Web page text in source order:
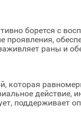
борется с
проявления,
раны и
которая
действие,
поддерживает